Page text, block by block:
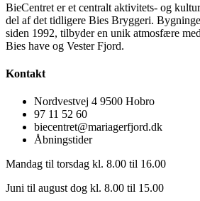
BieCentret er et centralt aktivitets- og
del af det tidligere Bies Bryggeri.
siden 1992, tilbyder en unik atmosfære
Bies have og Vester Fjord.
Kontakt
Nordvestvej 4 9500 Hobro
97 11 52 60
biecentret@mariagerfjord.dk
Åbningstider
Mandag til torsdag kl. 8.00 til 16.00
Juni til august dog kl. 8.00 til 15.00